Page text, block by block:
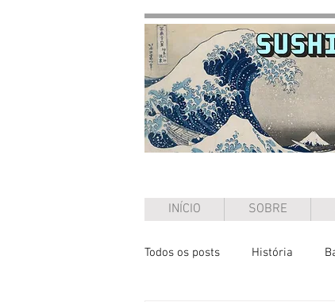
INÍCIO SOBRE
Todos os posts História